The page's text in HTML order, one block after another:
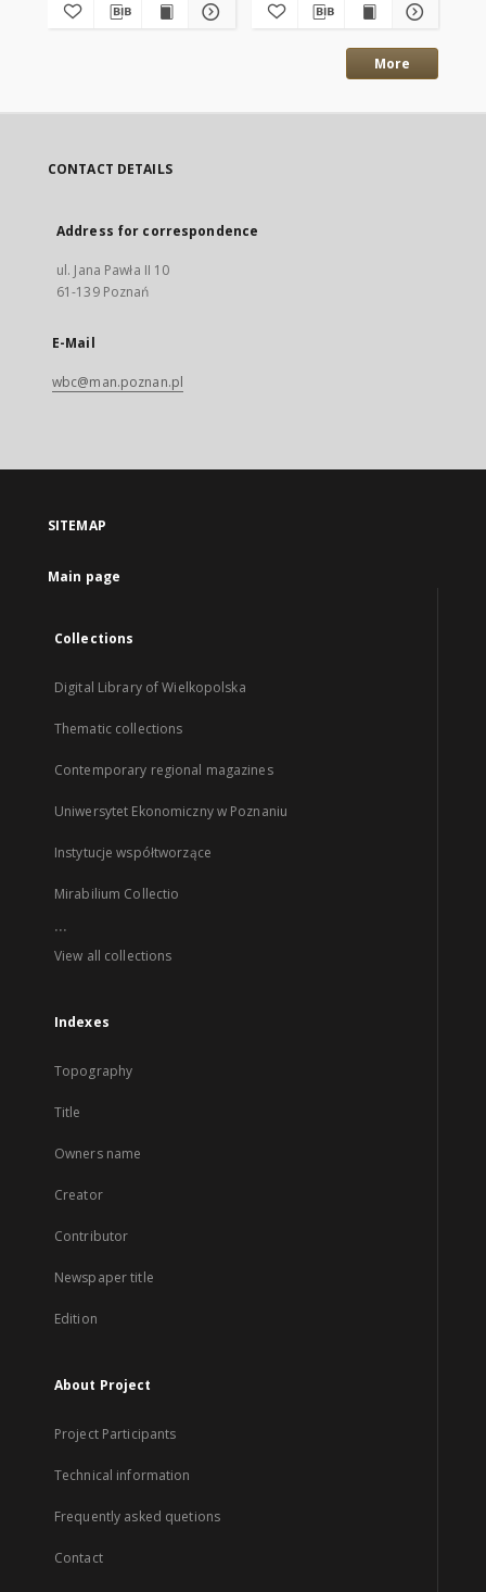
More
CONTACT DETAILS
Address for correspondence
ul. Jana Pawła II 10
61-139 Poznań
E-Mail
wbc@man.poznan.pl
SITEMAP
Main page
Collections
Digital Library of Wielkopolska
Thematic collections
Contemporary regional magazines
Uniwersytet Ekonomiczny w Poznaniu
Instytucje współtworzące
Mirabilium Collectio
...
View all collections
Indexes
Topography
Title
Owners name
Creator
Contributor
Newspaper title
Edition
About Project
Project Participants
Technical information
Frequently asked quetions
Contact